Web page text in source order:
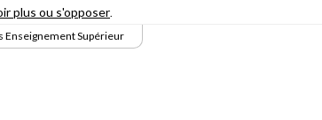
plus ou s'opposer.
Enseignement Supérieur